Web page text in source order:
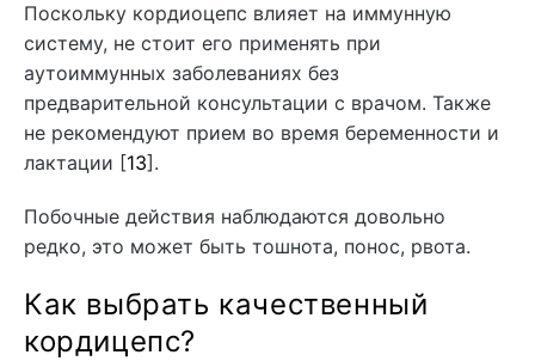
Поскольку кордиоцепс влияет на иммунную
систему, не стоит его применять при
аутоиммунных заболеваниях без
предварительной консультации с врачом. Также
не рекомендуют прием во время беременности и
лактации [13].
Побочные действия наблюдаются довольно
редко, это может быть тошнота, понос, рвота.
Как выбрать качественный
кордицепс?